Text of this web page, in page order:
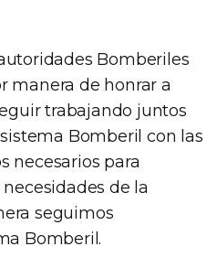
Bomberiles
manera de honrar a
trabajando juntos
Bomberil con las
necesarios para
de la
seguimos
Bomberil.